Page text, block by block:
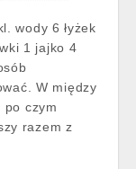
wody 6 łyżek
1 jajko 4
W między
po czym
razem z